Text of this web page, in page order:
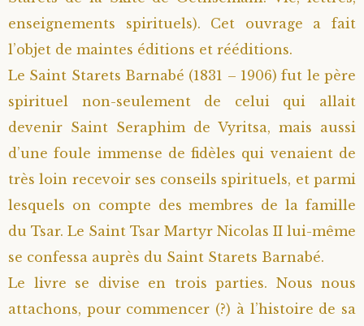
enseignements spirituels). Cet ouvrage a fait
l’objet de maintes éditions et rééditions.
Le Saint Starets Barnabé (1831 – 1906) fut le père
spirituel non-seulement de celui qui allait
devenir Saint Seraphim de Vyritsa, mais aussi
d’une foule immense de fidèles qui venaient de
très loin recevoir ses conseils spirituels, et parmi
lesquels on compte des membres de la famille
du Tsar. Le Saint Tsar Martyr Nicolas II lui-même
se confessa auprès du Saint Starets Barnabé.
Le livre se divise en trois parties. Nous nous
attachons, pour commencer (?) à l’histoire de sa